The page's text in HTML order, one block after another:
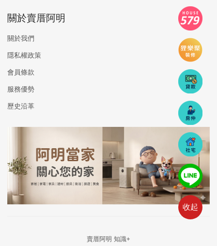
收起
關於賣厝阿明
關於我們
隱私權政策
會員條款
服務優勢
歷史沿革
賣厝阿明 知識+